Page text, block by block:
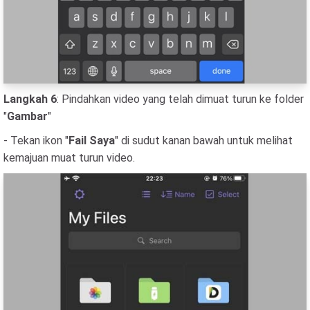
Langkah 6: Pindahkan video yang telah dimuat turun ke folder
"Gambar"
- Tekan ikon " Fail Saya" di sudut kanan bawah untuk melihat
kemajuan muat turun video.